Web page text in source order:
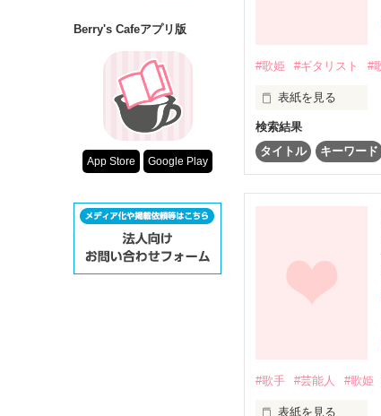
超短編！フ
その他の条件
動画あり
｡ﾟ*イケメンギタリ
五十嵐 慶(いがらし
２２歳
天才ギタリスト
仕事に復帰した慶。
だけど…
『JINと熱愛ってど
え(汗)
#歌姫 #ギタリスト #
表紙を見る
.
“歌うこと”
｡ﾟ｡*ﾟ歌姫ﾟ*｡ﾟ｡
検索結果
タイトル
キーワード
#歌手 #芸能人 #歌姫
表紙を見る
Berry's Cafeアプリ版
App Store Google Play